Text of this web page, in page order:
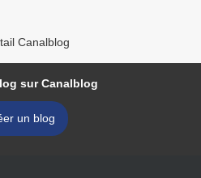
Canalblog
sur Canalblog
un blog